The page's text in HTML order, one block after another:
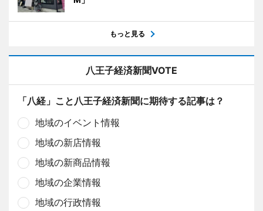
もっと見る
八王子経済新聞VOTE
「八経」こと八王子経済新聞に期待する記事は？
地域のイベント情報
地域の新店情報
地域の新商品情報
地域の企業情報
地域の行政情報